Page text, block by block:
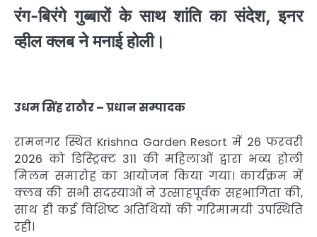
रंग-बिरंगे गुब्बारों के साथ शांति का संदेश, इनर
व्हील क्लब ने मनाई होली।
उधम सिंह राठौर – प्रधान सम्पादक
रामनगर स्थित Krishna Garden Resort में 26 फरवरी
2026 को डिस्ट्रिक्ट 311 की महिलाओं द्वारा भव्य होली
मिलन समारोह का आयोजन किया गया। कार्यक्रम में
क्लब की सभी सदस्याओं ने उत्साहपूर्वक सहभागिता की,
साथ ही कई विशिष्ट अतिथियों की गरिमामयी उपस्थिति
रही।